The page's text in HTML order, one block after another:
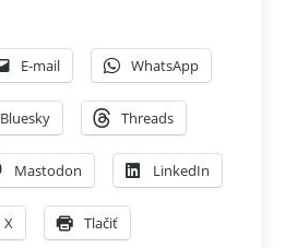
E-mail WhatsApp
Bluesky Threads
Mastodon LinkedIn
X Tlačiť